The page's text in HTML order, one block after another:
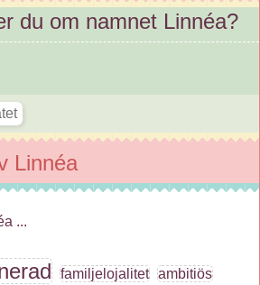
du om namnet Linnéa?
Linnéa
...
familjelojalitet ambitiös